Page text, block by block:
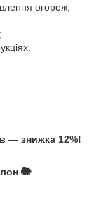
огорож,
— знижка 12%!
🐘